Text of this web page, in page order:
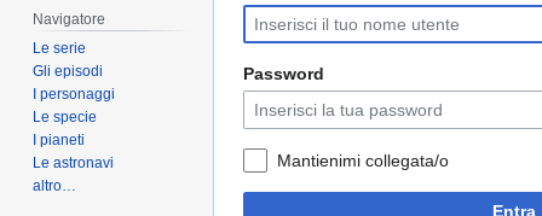
Password
Mantienimi collegata/o
Entra
Navigatore
Le serie
Gli episodi
I personaggi
Le specie
I pianeti
Le astronavi
altro…